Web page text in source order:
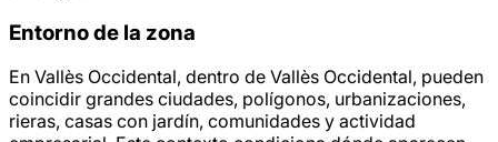
Entorno de la zona
En Vallès Occidental, dentro de Vallès Occidental, pueden
coincidir grandes ciudades, polígonos, urbanizaciones,
rieras, casas con jardín, comunidades y actividad